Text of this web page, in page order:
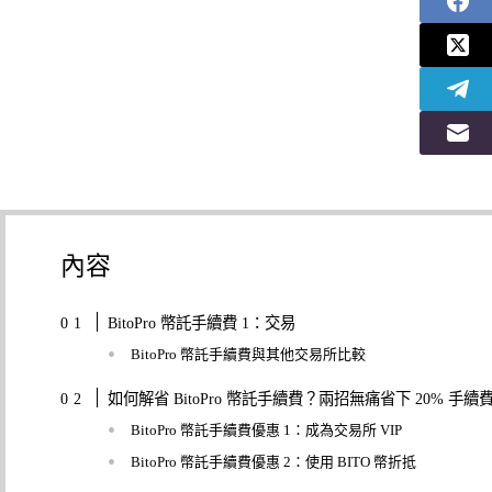
內容
BitoPro 幣託手續費 1：交易
BitoPro 幣託手續費與其他交易所比較
如何解省 BitoPro 幣託手續費？兩招無痛省下 20% 手續
BitoPro 幣託手續費優惠 1：成為交易所 VIP
BitoPro 幣託手續費優惠 2：使用 BITO 幣折抵